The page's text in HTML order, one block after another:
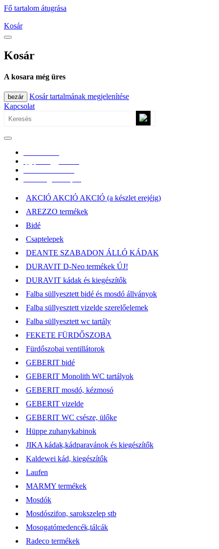
Fő tartalom átugrása
Kosár
Kosár
A kosara még üres
bezár
Kosár tartalmának megjelenítése
Kapcsolat
AKCIÓ AKCIÓ AKCIÓ (a készlet erejéig)
AREZZO termékek
Bidé
Csaptelepek
DEANTE SZABADON ÁLLÓ KÁDAK
DURAVIT D-Neo termékek ÚJ!
DURAVIT kádak és kiegészítők
Falba süllyesztett bidé és mosdó állványok
Falba süllyesztett vizelde szerelőelemek
Falba süllyesztett wc tartály
FEKETE FÜRDŐSZOBA
Fürdőszobai ventillátorok
GEBERIT bidé
GEBERIT Monolith WC tartályok
GEBERIT mosdó, kézmosó
GEBERIT vizelde
GEBERIT WC csésze, ülőke
Hüppe zuhanykabinok
JIKA kádak,kádparavánok és kiegészítők
Kaldewei kád, kiegészítők
Laufen
MARMY termékek
Mosdók
Mosdószifon, sarokszelep stb
Mosogatómedencék,tálcák
Radeco termékek